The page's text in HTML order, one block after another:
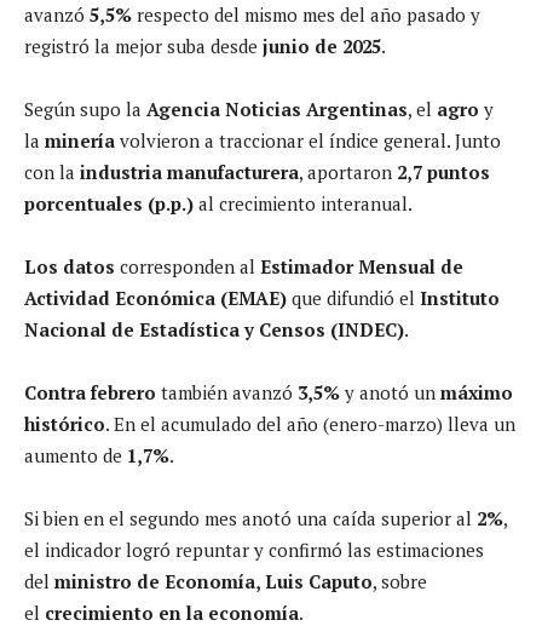
avanzó 5,5% respecto del mismo mes del año pasado y
registró la mejor suba desde junio de 2025.
Según supo la Agencia Noticias Argentinas, el agro y
la minería volvieron a traccionar el índice general. Junto
con la industria manufacturera, aportaron 2,7 puntos
porcentuales (p.p.) al crecimiento interanual.
Los datos corresponden al Estimador Mensual de
Actividad Económica (EMAE) que difundió el Instituto
Nacional de Estadística y Censos (INDEC).
Contra febrero también avanzó 3,5% y anotó un máximo
histórico. En el acumulado del año (enero-marzo) lleva un
aumento de 1,7%.
Si bien en el segundo mes anotó una caída superior al 2%,
el indicador logró repuntar y confirmó las estimaciones
del ministro de Economía, Luis Caputo, sobre
el crecimiento en la economía.